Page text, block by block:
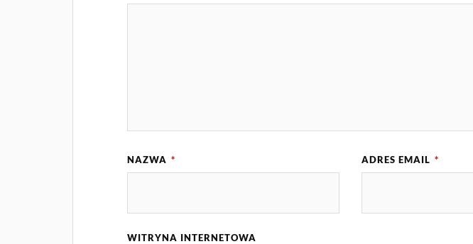
NAZWA * ADRES EMAIL *
WITRYNA INTERNETOWA